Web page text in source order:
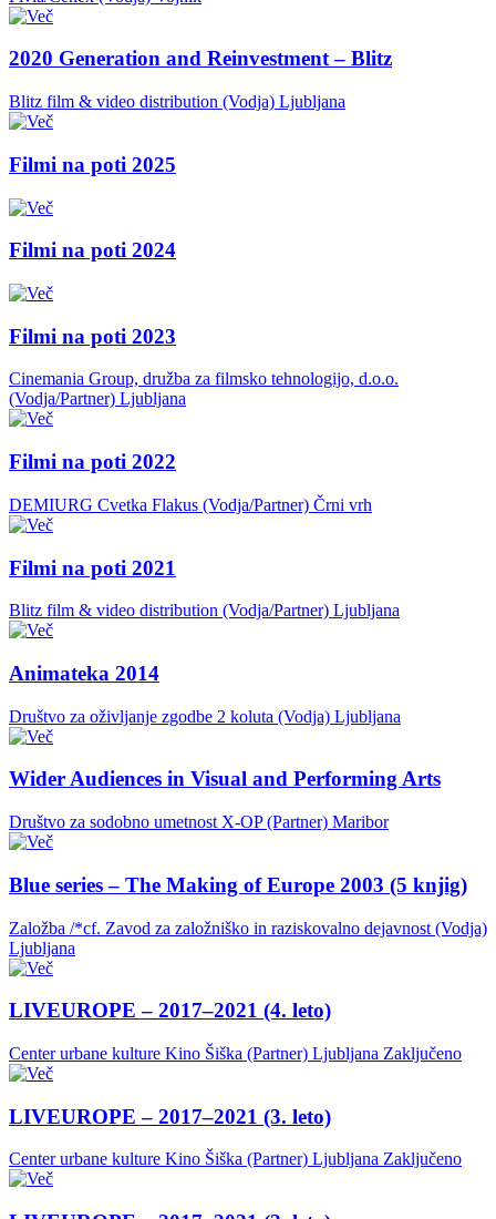
2020 Generation and Reinvestment – Blitz
Blitz film & video distribution (Vodja) Ljubljana
Filmi na poti 2025
Filmi na poti 2024
Filmi na poti 2023
Cinemania Group, družba za filmsko tehnologijo, d.o.o.
(Vodja/Partner) Ljubljana
Filmi na poti 2022
DEMIURG Cvetka Flakus (Vodja/Partner) Črni vrh
Filmi na poti 2021
Blitz film & video distribution (Vodja/Partner) Ljubljana
Animateka 2014
Društvo za oživljanje zgodbe 2 koluta (Vodja) Ljubljana
Wider Audiences in Visual and Performing Arts
Društvo za sodobno umetnost X-OP (Partner) Maribor
Blue series – The Making of Europe 2003 (5 knjig)
Založba /*cf. Zavod za založniško in raziskovalno dejavnost (Vodja)
Ljubljana
LIVEUROPE – 2017–2021 (4. leto)
Center urbane kulture Kino Šiška (Partner) Ljubljana Zaključeno
LIVEUROPE – 2017–2021 (3. leto)
Center urbane kulture Kino Šiška (Partner) Ljubljana Zaključeno